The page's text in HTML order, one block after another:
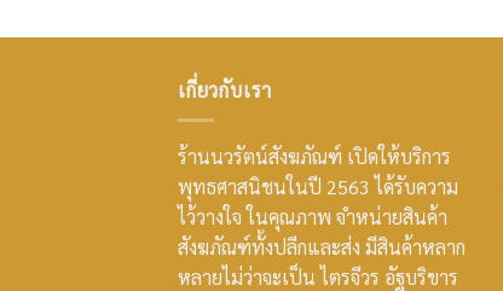
เกี่ยวกับเรา
ร้านนวรัตน์สังฆภัณฑ์ เปิดให้บริการ
พุทธศาสนิชนในปี 2563 ได้รับความ
ไว้วางใจ ในคุณภาพ จำหน่ายสินค้า
สังฆภัณฑ์ทั้งปลีกและส่ง มีสินค้าหลาก
หลายไม่ว่าจะเป็น ไตรจีวร อัฐบริขาร